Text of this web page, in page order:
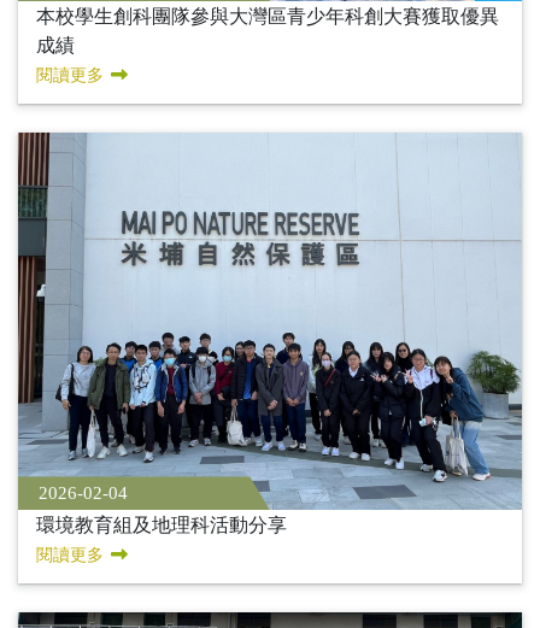
本校學生創科團隊參與大灣區青少年科創大賽獲取優異
成績
閱讀更多
2026-02-04
環境教育組及地理科活動分享
閱讀更多